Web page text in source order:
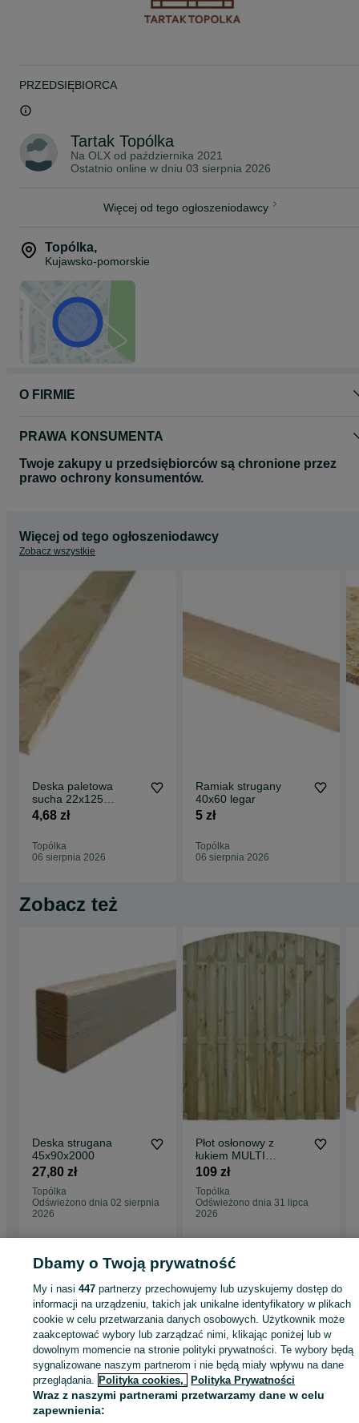
PRZEDSIĘBIORCA
Tartak Topólka
Na OLX od października 2021
Ostatnio online w dniu 03 sierpnia 2026
Więcej od tego ogłoszeniodawcy
Topólka,
Kujawsko-pomorskie
O FIRMIE
PRAWA KONSUMENTA
Twoje zakupy u przedsiębiorców są chronione przez
prawo ochrony konsumentów.
Więcej od tego ogłoszeniodawcy
Zobacz wszystkie
Deska paletowa
sucha 22x125
sosnowa
4,68 zł
Topólka
06 sierpnia 2026
Ramiak strugany
40x60 legar
5 zł
Topólka
06 sierpnia 2026
Zobacz też
Deska strugana
45x90x2000
27,80 zł
Topólka
Odświeżono dnia 02 sierpnia
2026
Płot osłonowy z
łukiem MULTI
180x180/160
109 zł
Topólka
Odświeżono dnia 31 lipca
2026
Strona główna Budowa i Remont Bramy i ogrodzenia
panele ogrodzeniowe - Topólka
KATEGORIA
ID:939171340 Wyświetlenia:
Dbamy o Twoją prywatność
My i nasi447 partnerzy przechowujemy lub uzyskujemy dostęp do
informacji na urządzeniu, takich jak unikalne identyfikatory w plikach
cookie w celu przetwarzania danych osobowych. Użytkownik może
zaakceptować wybory lub zarządzać nimi, klikając poniżej lub w
dowolnym momencie na stronie polityki prywatności. Te wybory będą
sygnalizowane naszym partnerom i nie będą miały wpływu na dane
przeglądania. Polityka cookies, Polityka Prywatności
Wraz z naszymi partnerami przetwarzamy dane w celu
zapewnienia: